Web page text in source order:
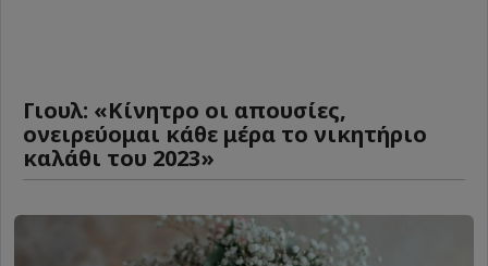
Γιουλ: «Κίνητρο οι απουσίες,
ονειρεύομαι κάθε μέρα το νικητήριο
καλάθι του 2023»